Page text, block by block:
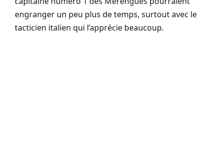
engranger un peu plus de temps, surtout avec le
tacticien italien qui l’apprécie beaucoup.